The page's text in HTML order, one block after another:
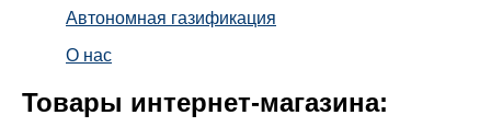
Автономная газификация
О нас
Товары интернет-магазина: